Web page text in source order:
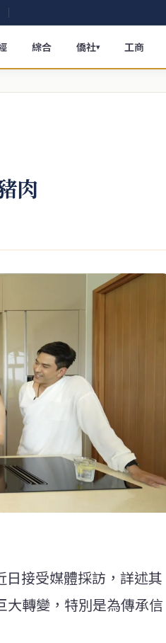
綜合 僑社▾ 工商
肉
接受媒體採訪，詳述其
大轉變，特別是為傳承信